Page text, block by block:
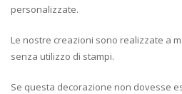
personalizzate.
Le nostre creazioni sono realizzate a
senza utilizzo di stampi.
Se questa decorazione non dovesse